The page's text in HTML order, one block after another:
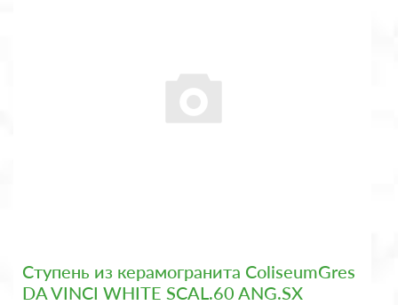
Ступень из керамогранита ColiseumGres
DA VINCI WHITE SCAL.60 ANG.SX